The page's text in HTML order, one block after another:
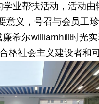
学业帮扶活动 ，活动
意义，号召与会员工
希尔williamhill时光
格社会主义建设者和